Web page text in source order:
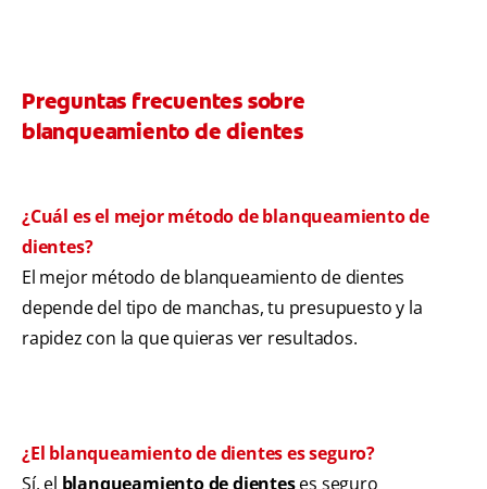
Preguntas frecuentes sobre
blanqueamiento de dientes
¿Cuál es el mejor método de blanqueamiento de
dientes?
El mejor método de blanqueamiento de dientes
depende del tipo de manchas, tu presupuesto y la
rapidez con la que quieras ver resultados.
¿El blanqueamiento de dientes es seguro?
Sí, el blanqueamiento de dienteses seguro